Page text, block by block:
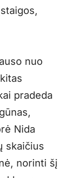
nuo
pradeda
Nida
skaičius
norinti šį